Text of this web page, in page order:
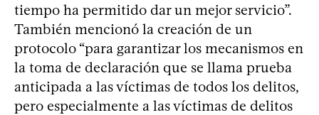
tiempo ha permitido dar un mejor servicio”.
También mencionó la creación de un
protocolo “para garantizar los mecanismos en
la toma de declaración que se llama prueba
anticipada a las víctimas de todos los delitos,
pero especialmente a las víctimas de delitos